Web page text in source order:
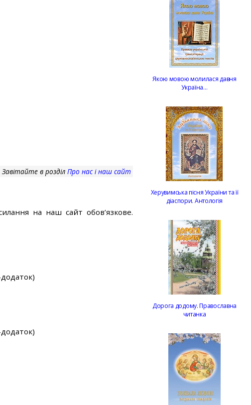
Завітайте в розділ Про нас і наш сайт
на наш сайт обов’язкове.
Якою мовою молилася давня
Україна…
Херувимська пісня України та її
діаспори. Антологія
Дорога додому. Православна
читанка